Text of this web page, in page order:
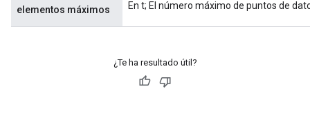
elementos máximos En t; El número máximo de puntos de
¿Te ha resultado útil?